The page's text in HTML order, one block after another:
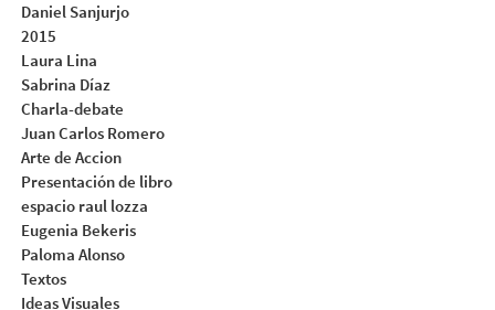
Daniel Sanjurjo
2015
Laura Lina
Sabrina Díaz
Charla-debate
Juan Carlos Romero
Arte de Accion
Presentación de libro
espacio raul lozza
Eugenia Bekeris
Paloma Alonso
Textos
Ideas Visuales